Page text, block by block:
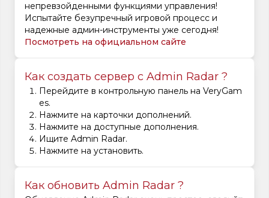
непревзойденными функциями управления!
Испытайте безупречный игровой процесс и
надежные админ-инструменты уже сегодня!
Посмотреть на официальном сайте
Как создать сервер с Admin Radar ?
Перейдите в контрольную панель на VeryGam
es.
Нажмите на карточки дополнений.
Нажмите на доступные дополнения.
Ищите Admin Radar.
Нажмите на установить.
Как обновить Admin Radar ?